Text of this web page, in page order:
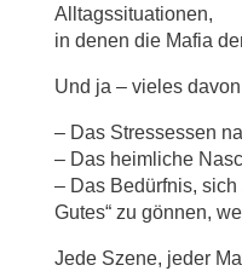
Alltagssituationen,
in denen die Mafia
Und ja – vieles
– Das Stressessen
– Das heimliche
– Das Bedürfnis,
Gutes“ zu gönnen,
Jede Szene, jeder